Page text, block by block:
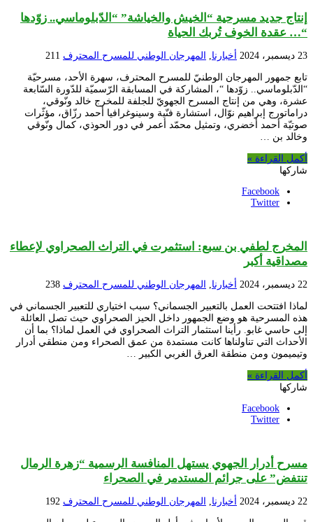
إنتاج جديد مسرحية “الخيش والخياشة” “الدّبلوماسي.. زوّدها
“… عقدة الخوف تُربك الحياة
23 ديسمبر، 2024 أخبارنا المهرجان الوطني للمسرح المحترف 211
تابع جمهور المهرجان الوطنيّ للمسرح المحترف، سهرة الأحد، مسرحيّة
“الدّبلوماسي.. زوّدها “، المشاركة في المسابقة الرّسميّة للدّورة السّابعة
عشرة، وهي من إنتاج المسرح الجهويّ للجلفة للمخرج خالد ونّوقي،
دراماتورج إبراهيم نوّال، استشارة فنّية وسينوغرافيا أحمد رزّاق، مؤثّرات
صوتيّة أحمد أخضري، وتمثيل محمّد أعمر في دور الحوذي، كمال ونّوقي
وخالد بن …
أكمل القراءة »
شاركها
Facebook
Twitter
المخرج لطفي بن سبع: استثمرت في التراث الصحراوي لإعطاء
مصداقية أكبر
22 ديسمبر، 2024 أخبارنا المهرجان الوطني للمسرح المحترف 238
لماذا افتتحت العمل بالتعبير الجسماني؟ سبب اختياري للتعبير الجسماني في
هذه المسرحية هو وضع الجمهور داخل الحيز الصحراوي حيث تصل العائلة
إلى حاسي غابو. رأينا استثمار التراث الصحراوي في العمل لماذا؟ بما أن
الأحداث التي تناولناها كانت مستمدة من عمق الصحراء ومن منطقي أدرار
وتيميمون ومن منطقة العرق الغربي الكبير …
أكمل القراءة »
شاركها
Facebook
Twitter
مسرح أدرار الجهوي يستهل المنافسة الرسمية “زهرة الرمال
تنتفض” على جرائم المستدمر في الصحراء
22 ديسمبر، 2024 أخبارنا, المهرجان الوطني للمسرح المحترف 192